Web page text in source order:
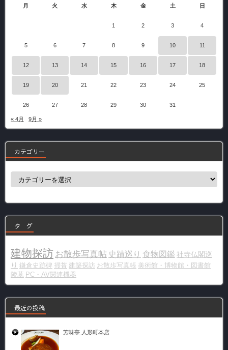
月 火 水 木 金 土 日
1 2 3 4
5 6 7 8 9 10 11
12 13 14 15 16 17 18
19 20 21 22 23 24 25
26 27 28 29 30 31
« 4月 9月 »
カテゴリー
ー
タ グ
建物探訪 お散歩写真帖 史蹟巡り 食物図鑑 社寺仏閣巡
り 鎌倉史跡碑 掃苔 建築探訪 お散歩写真帳 美術館・博物館・図書館
陵墓 PC・AV関連機器
最近の投稿
芳味亭 人形町本店